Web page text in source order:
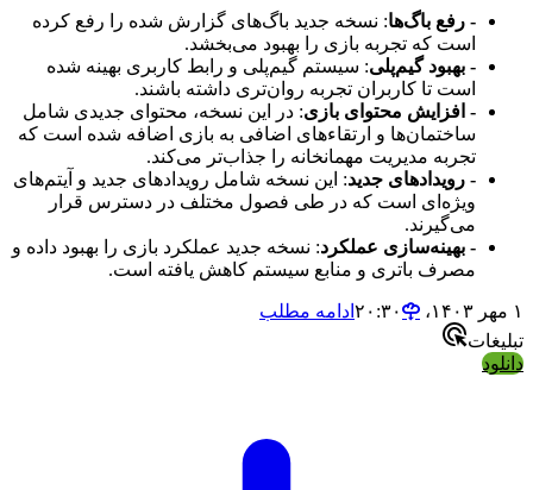
- رفع باگ‌ها: نسخه جدید باگ‌های گزارش شده را رفع کرده
است که تجربه بازی را بهبود می‌بخشد.
- بهبود گیم‌پلی: سیستم گیم‌پلی و رابط کاربری بهینه شده
است تا کاربران تجربه روان‌تری داشته باشند.
- افزایش محتوای بازی: در این نسخه، محتوای جدیدی شامل
ساختمان‌ها و ارتقاء‌های اضافی به بازی اضافه شده است که
تجربه مدیریت مهمانخانه را جذاب‌تر می‌کند.
- رویدادهای جدید: این نسخه شامل رویدادهای جدید و آیتم‌های
ویژه‌ای است که در طی فصول مختلف در دسترس قرار
می‌گیرند.
- بهینه‌سازی عملکرد: نسخه جدید عملکرد بازی را بهبود داده و
مصرف باتری و منابع سیستم کاهش یافته است.
۱ مهر ۱۴۰۳،‏ ۲۰:۳۰
ادامه مطلب
تبلیغات
دانلود